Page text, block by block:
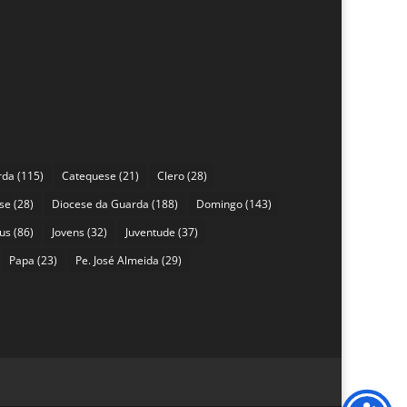
(115) Catequese (21) Clero(28)
(28) Diocese da Guarda (188) Domingo(143)
(86) Jovens(32) Juventude (37)
Papa (23) Pe. José Almeida (29)